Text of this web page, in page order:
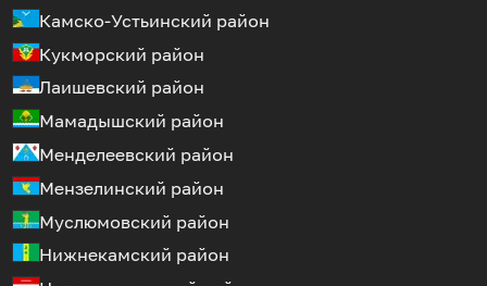
Камско-Устьинский район
Кукморский район
Лаишевский район
Мамадышский район
Менделеевский район
Мензелинский район
Муслюмовский район
Нижнекамский район